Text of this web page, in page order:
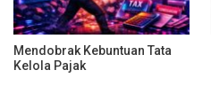
Mendobrak Kebuntuan Tata
Kelola Pajak